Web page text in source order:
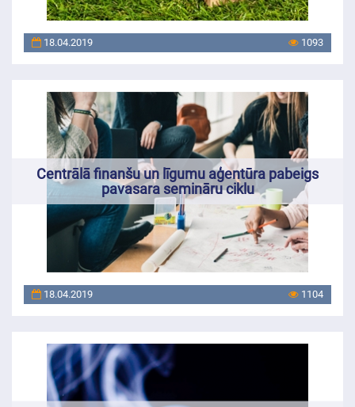
18.04.2019 1093
Centrālā finanšu un līgumu aģentūra pabeigs
pavasara semināru ciklu
18.04.2019 1104